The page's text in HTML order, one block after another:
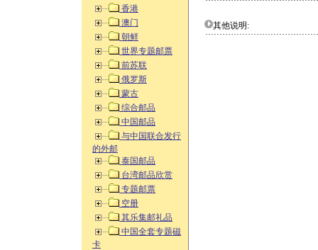
香港
澳门
朝鲜
世界专题邮票
前苏联
俄罗斯
蒙古
综合邮品
中国邮品
与中国联合发行
的外邮
泰国邮品
台湾邮品欣赏
专题邮票
空册
其乐集邮礼品
中国全套专题磁
卡
其他说明: